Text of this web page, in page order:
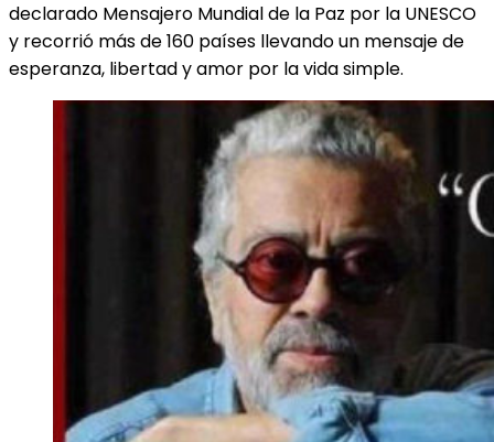
declarado Mensajero Mundial de la Paz por la UNESCO
y recorrió más de 160 países llevando un mensaje de
esperanza, libertad y amor por la vida simple.